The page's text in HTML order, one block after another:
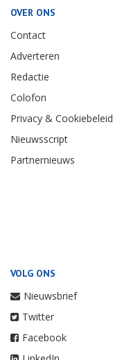
OVER ONS
Contact
Adverteren
Redactie
Colofon
Privacy & Cookiebeleid
Nieuwsscript
Partnernieuws
VOLG ONS
Nieuwsbrief
Twitter
Facebook